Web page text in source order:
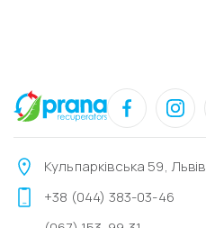
Кульпарківська 59, Львів
+38 (044) 383-03-46